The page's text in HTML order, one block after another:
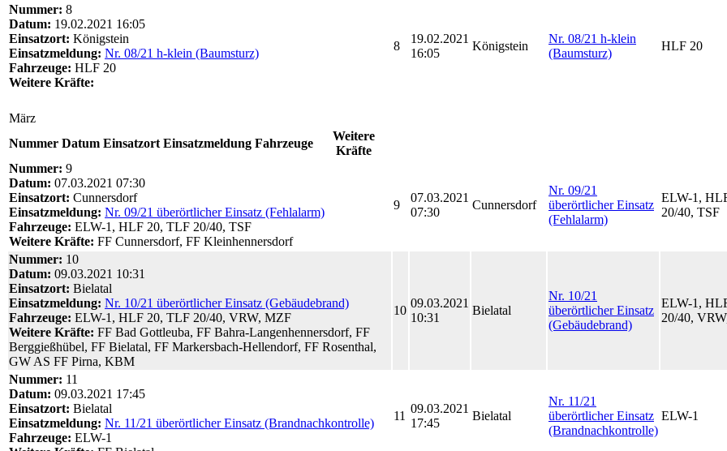
Nummer: 8
Datum: 19.02.2021 16:05
Einsatzort: Königstein
Einsatzmeldung: Nr. 08/21 h-klein (Baumsturz)
Fahrzeuge: HLF 20
Weitere Kräfte:
8
19.02.2021
16:05
Königstein
Nr. 08/21 h-klein
(Baumsturz)
HLF 20
März
Nummer Datum Einsatzort Einsatzmeldung Fahrzeuge
Weitere
Kräfte
Nummer: 9
Datum: 07.03.2021 07:30
Einsatzort: Cunnersdorf
Einsatzmeldung: Nr. 09/21 überörtlicher Einsatz (Fehlalarm)
Fahrzeuge: ELW-1, HLF 20, TLF 20/40, TSF
Weitere Kräfte: FF Cunnersdorf, FF Kleinhennersdorf
9
07.03.2021
07:30
Cunnersdorf
Nr. 09/21
überörtlicher Einsatz
(Fehlalarm)
ELW-1,
20/40, TSF
Nummer: 10
Datum: 09.03.2021 10:31
Einsatzort: Bielatal
Einsatzmeldung: Nr. 10/21 überörtlicher Einsatz (Gebäudebrand)
Fahrzeuge: ELW-1, HLF 20, TLF 20/40, VRW, MZF
Weitere Kräfte: FF Bad Gottleuba, FF Bahra-Langenhennersdorf, FF
Berggießhübel, FF Bielatal, FF Markersbach-Hellendorf, FF Rosenthal,
GW AS FF Pirna, KBM
10
09.03.2021
10:31
Bielatal
Nr. 10/21
überörtlicher Einsatz
(Gebäudebrand)
ELW-1,
20/40,
Nummer: 11
Datum: 09.03.2021 17:45
Einsatzort: Bielatal
Einsatzmeldung: Nr. 11/21 überörtlicher Einsatz (Brandnachkontrolle)
Fahrzeuge: ELW-1
11
09.03.2021
17:45
Bielatal
Nr. 11/21
überörtlicher Einsatz
(Brandnachkontrolle)
ELW-1